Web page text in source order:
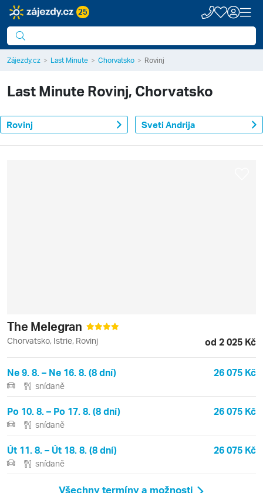
25
Zájezdy.cz Last Minute Chorvatsko Rovinj
Last MinuteRovinj, Chorvatsko
Rovinj Sveti Andrija
The Melegran
Chorvatsko, Istrie, Rovinj od 2 025 Kč
Ne 9. 8. – Ne 16. 8. (8 dní) 26 075 Kč
snídaně
Po 10. 8. – Po 17. 8. (8 dní) 26 075 Kč
snídaně
Út 11. 8. – Út 18. 8. (8 dní) 26 075 Kč
snídaně
Všechny termíny a možnosti